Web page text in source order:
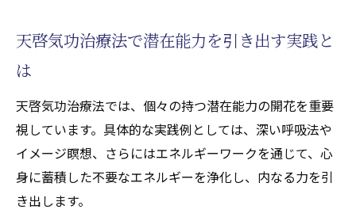
天啓気功治療法が病気改善に効果的な理由
天啓気功治療や療法でのチャクラの活性化がも
たらす成功への道筋
天啓気功治療法で天啓気功治療や療法での
チャクラを活性化する方法
天啓気功治療法で潜在能力を引き出す実践と
は
天啓気功治療法では、個々の持つ潜在能力の開花を重要
視しています。具体的な実践例としては、深い呼吸法や
イメージ瞑想、さらにはエネルギーワークを通じて、心
身に蓄積した不要なエネルギーを浄化し、内なる力を引
き出します。